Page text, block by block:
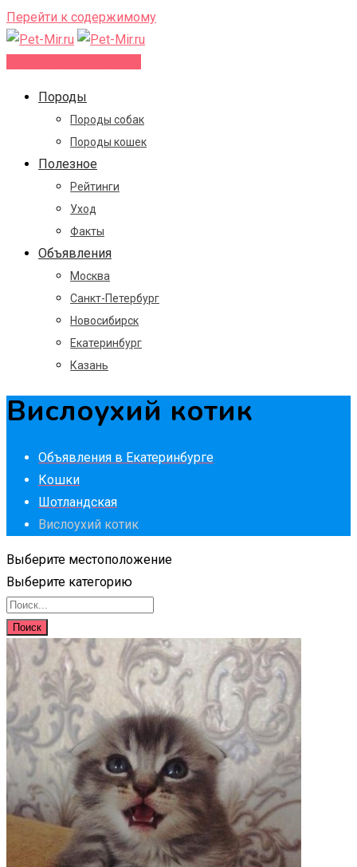
Перейти к содержимому
Породы
Породы собак
Породы кошек
Полезное
Рейтинги
Уход
Факты
Объявления
Москва
Санкт-Петербург
Новосибирск
Екатеринбург
Казань
Вислоухий котик
Объявления в Екатеринбурге
Кошки
Шотландская
Вислоухий котик
Выберите местоположение
Выберите категорию
Поиск